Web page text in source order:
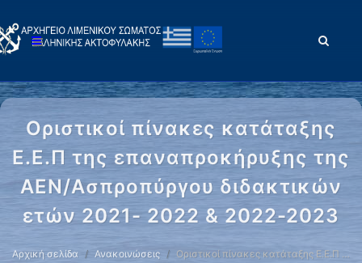
Οριστικοί πίνακες κατάταξης
Ε.Ε.Π της επαναπροκήρυξης της
ΑΕΝ/Ασπροπύργου διδακτικών
ετών 2021- 2022 & 2022-2023
Αρχική σελίδα Ανακοινώσεις Οριστικοί πίνακες κατάταξης Ε.Ε.Π …